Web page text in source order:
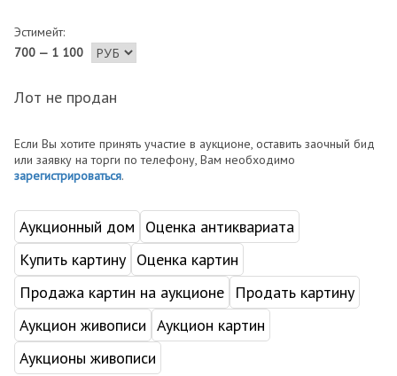
Эстимейт:
700 — 1 100
Лот не продан
Если Вы хотите принять участие в аукционе, оставить заочный бид
или заявку на торги по телефону, Вам необходимо
зарегистрироваться.
Аукционный дом
Оценка антиквариата
Купить картину Оценка картин
Продажа картин на аукционе
Продать картину
Аукцион живописи Аукцион картин
Аукционы живописи